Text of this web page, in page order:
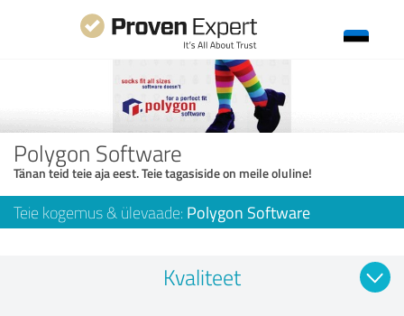
Polygon Software
Tänan teid teie aja eest. Teie tagasiside on meile oluline!
Teie kogemus & ülevaade: Polygon Software
Kvaliteet